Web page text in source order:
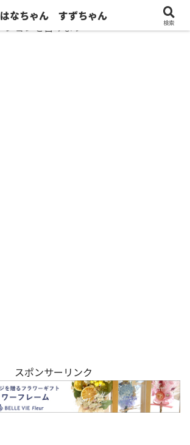
ションを含みます
スポンサーリンク
はなちゃん すずちゃん
検索